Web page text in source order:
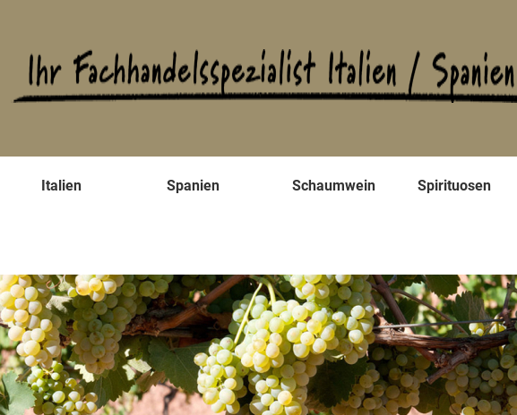
Italien Spanien Schaumwein Spirituosen